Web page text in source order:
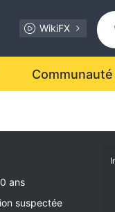
WikiFX
Communauté
ans
suspectée